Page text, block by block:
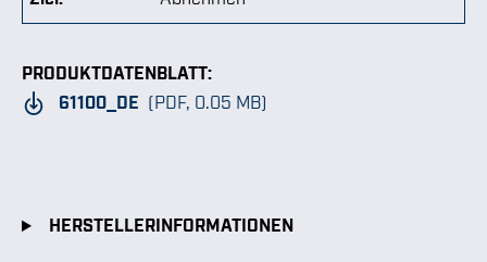
PRODUKTDATENBLATT:
61100_DE (PDF, 0.05 MB)
HERSTELLERINFORMATIONEN